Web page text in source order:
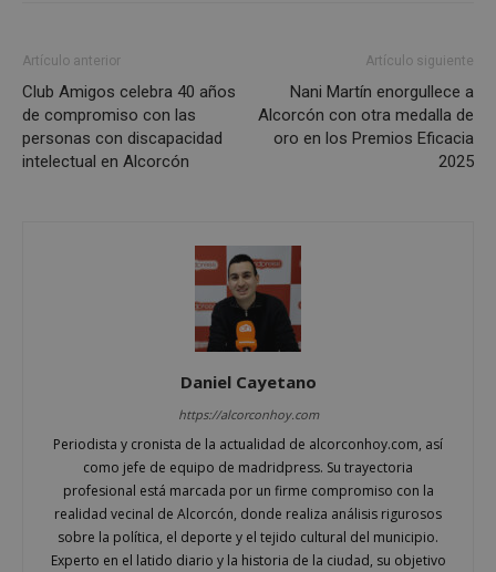
Artículo anterior
Club Amigos celebra 40 años
de compromiso con las
personas con discapacidad
intelectual en Alcorcón
Artículo siguiente
Nani Martín enorgullece a
Alcorcón con otra medalla de
oro en los Premios Eficacia
2025
Daniel Cayetano
https://alcorconhoy.com
Periodista y cronista de la actualidad de alcorconhoy.com, así
como jefe de equipo de madridpress. Su trayectoria
profesional está marcada por un firme compromiso con la
realidad vecinal de Alcorcón, donde realiza análisis rigurosos
sobre la política, el deporte y el tejido cultural del municipio.
Experto en el latido diario y la historia de la ciudad, su objetivo
AWSALBCORS
Amazon.com
embed.bsky.app